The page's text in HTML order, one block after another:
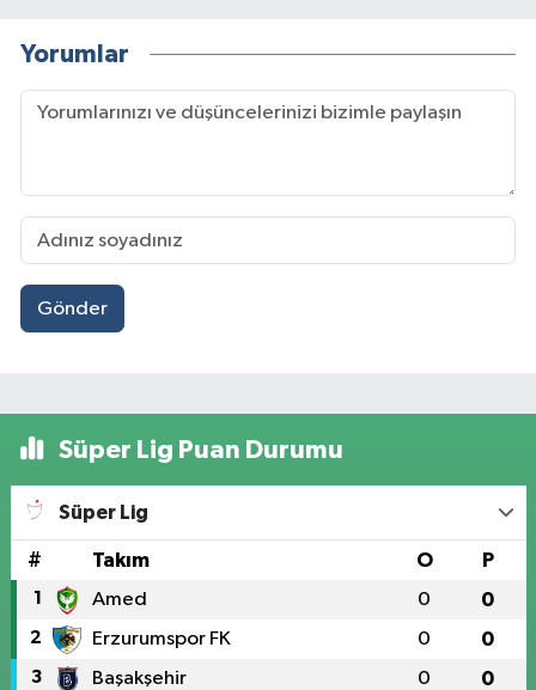
Yorumlar
Gönder
Süper Lig Puan Durumu
Süper Lig
# Takım O P
1 Amed 0 0
2 Erzurumspor FK 0 0
3 Başakşehir 0 0